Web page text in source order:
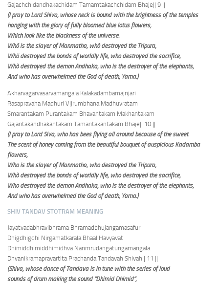
Gajachchidandhakachidam Tamamtakachchidam Bhaje|| 9 ||
(I pray to Lord Shiva, whose neck is bound with the brightness of the temples
hanging with the glory of fully bloomed blue lotus flowers,
Which look like the blackness of the universe.
Whó is the slayer of Manmatha, whô destroyed the Tripura,
Whö destroyed the bonds of worldly life, who destroyed the sacrifice,
Whò destroyed the demon Andhaka, who is the destroyer of the elephants,
And who has overwhelmed the God of death, Yama.)
Akharvagarvasarvamangala Kalakadambamajnjari
Rasapravaha Madhuri Vijrumbhana Madhuvratam
Smarantakam Purantakam Bhavantakam Makhantakam
Gajantakandhakantakam Tamantakantakam Bhaje|| 10 ||
(I pray to Lord Siva, who has bees flying all around because of the sweet
The scent of honey coming from the beautiful bouquet of auspicious Kadamba
flowers,
Who is the slayer of Manmatha, who destroyed the Tripura,
Whòdestroyed the bonds of worldly life, who destroyed the sacrifice,
Who destroyed the demon Andhaka, who is the destroyer of the elephants,
And who has overwhelmed the God of death, Yama.)
SHIV TANDAV STOTRAM MEANING
Jayatvadabhravibhrama Bhramadbhujangamasafur
Dhigdhigdhi Nirgamatkarala Bhaal Havyavat
Dhimiddhimiddhimidhva Nanmrudangatungamangala
Dhvanikramapravartita Prachanda Tandavah Shivah|| 11 ||
(Shiva, whose dance of Tandava is in tune with the series of loud
sounds of drum making the sound “Dhimid Dhimid”,